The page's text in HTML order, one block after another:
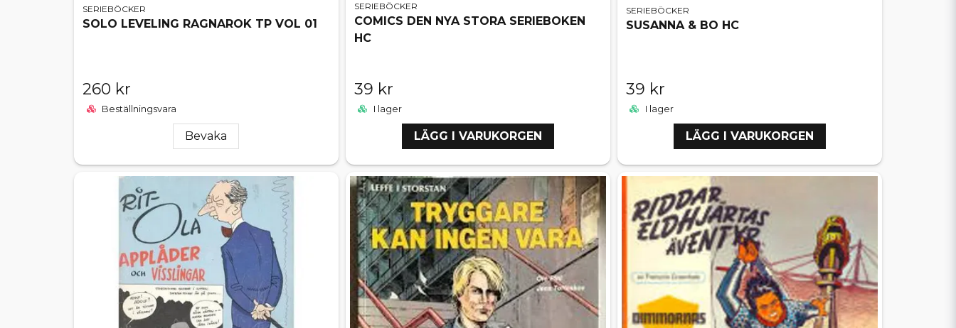
SERIEBÖCKER
SOLO LEVELING RAGNAROK TP VOL 01
260 kr
Beställningsvara
Bevaka
SERIEBÖCKER
COMICS DEN NYA STORA SERIEBOKEN
HC
39 kr
I lager
LÄGG I VARUKORGEN
SERIEBÖCKER
SUSANNA & BO HC
39 kr
I lager
LÄGG I VARUKORGEN